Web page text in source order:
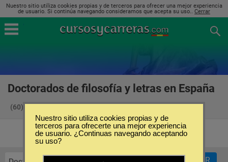
Nuestro sitio utiliza cookies propias y de terceros para ofrecer una mejor experiencia
de usuario. Si continúa navegando consideramos que acepta su uso.. Cerrar
Doctorados de filosofía y letras en España
(60)
Nuestro sitio utiliza cookies propias y de
terceros para ofrecerte una mejor experiencia
de usuario. ¿Continuas navegando aceptando
su uso?